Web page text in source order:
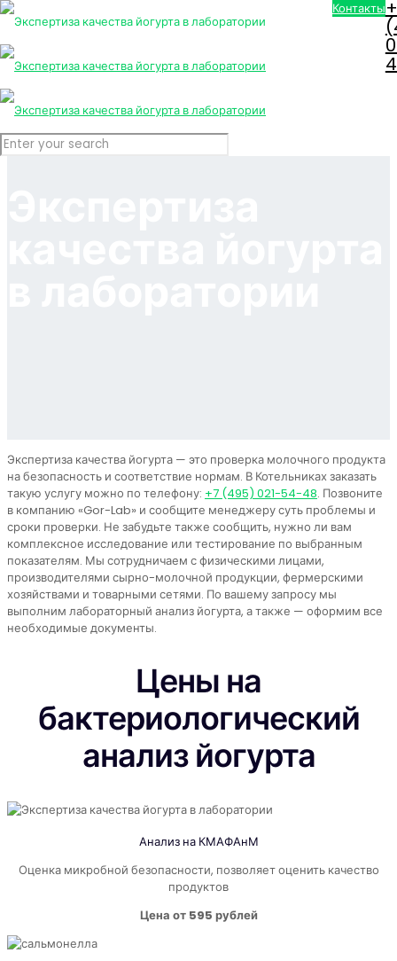
Контакты
Экспертиза качества йогурта — это проверка молочного продукта
на безопасность и соответствие нормам. В Котельниках заказать
такую услугу можно по телефону: +7 (495) 021-54-48. Позвоните
в компанию «Gor-Lab» и сообщите менеджеру суть проблемы и
сроки проверки. Не забудьте также сообщить, нужно ли вам
комплексное исследование или тестирование по выбранным
показателям. Мы сотрудничаем с физическими лицами,
производителями сырно-молочной продукции, фермерскими
хозяйствами и товарными сетями. По вашему запросу мы
выполним лабораторный анализ йогурта, а также — оформим все
необходимые документы.
Цены на
бактериологический
анализ йогурта
Анализ на КМАФАнМ
Оценка микробной безопасности, позволяет оценить качество
продуктов
Цена от 595 рублей